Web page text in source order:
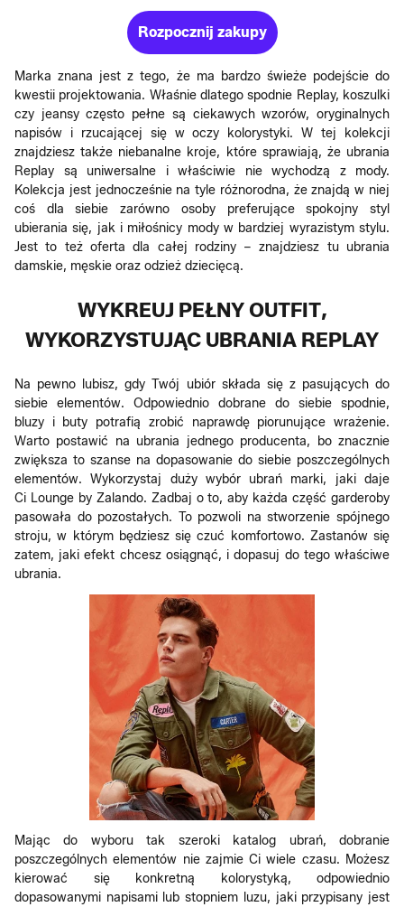
Rozpocznij zakupy
Marka znana jest z tego, że ma bardzo świeże podejście do
kwestii projektowania. Właśnie dlatego spodnie Replay, koszulki
czy jeansy często pełne są ciekawych wzorów, oryginalnych
napisów i rzucającej się w oczy kolorystyki. W tej kolekcji
znajdziesz także niebanalne kroje, które sprawiają, że ubrania
Replay są uniwersalne i właściwie nie wychodzą z mody.
Kolekcja jest jednocześnie na tyle różnorodna, że znajdą w niej
coś dla siebie zarówno osoby preferujące spokojny styl
ubierania się, jak i miłośnicy mody w bardziej wyrazistym stylu.
Jest to też oferta dla całej rodziny – znajdziesz tu ubrania
damskie, męskie oraz odzież dziecięcą.
WYKREUJ PEŁNY OUTFIT,
WYKORZYSTUJĄC UBRANIA REPLAY
Na pewno lubisz, gdy Twój ubiór składa się z pasujących do
siebie elementów. Odpowiednio dobrane do siebie spodnie,
bluzy i buty potrafią zrobić naprawdę piorunujące wrażenie.
Warto postawić na ubrania jednego producenta, bo znacznie
zwiększa to szanse na dopasowanie do siebie poszczególnych
elementów. Wykorzystaj duży wybór ubrań marki, jaki daje
Ci Lounge by Zalando. Zadbaj o to, aby każda część garderoby
pasowała do pozostałych. To pozwoli na stworzenie spójnego
stroju, w którym będziesz się czuć komfortowo. Zastanów się
zatem, jaki efekt chcesz osiągnąć, i dopasuj do tego właściwe
ubrania.
Mając do wyboru tak szeroki katalog ubrań, dobranie
poszczególnych elementów nie zajmie Ci wiele czasu. Możesz
kierować się konkretną kolorystyką, odpowiednio
dopasowanymi napisami lub stopniem luzu, jaki przypisany jest